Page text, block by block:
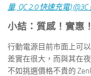
小結：質感！實惠
行動電源目前市面上可
差實在很大，而與其在
不如挑選價格不貴的